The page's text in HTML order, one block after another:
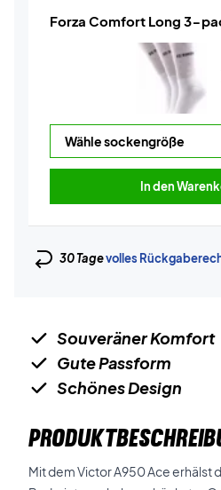
Forza Comfort Long 3-
In den
30 Tagevolles
Souveräner Komfort
Gute Passform
Schönes Design
Mit dem Victor A950 Ace erhälst